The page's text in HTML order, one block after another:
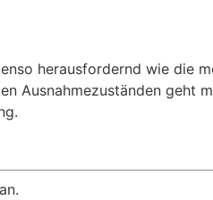
herausfordernd wie die
Ausnahmezuständen geht